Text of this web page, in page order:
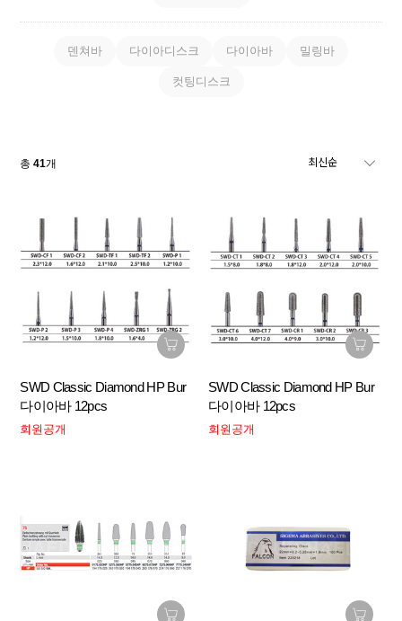
덴쳐바 다이아디스크 다이아바 밀링바
컷팅디스크
총41개
SWD Classic Diamond HP Bur
다이아바 12pcs
회원공개
SWD Classic Diamond HP Bur
다이아바 12pcs
회원공개